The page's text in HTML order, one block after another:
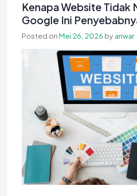
Dimasak
agar
Lebih
Kenapa Website Tidak
Google Ini
Posted on Mei 26, 2026 byanwar